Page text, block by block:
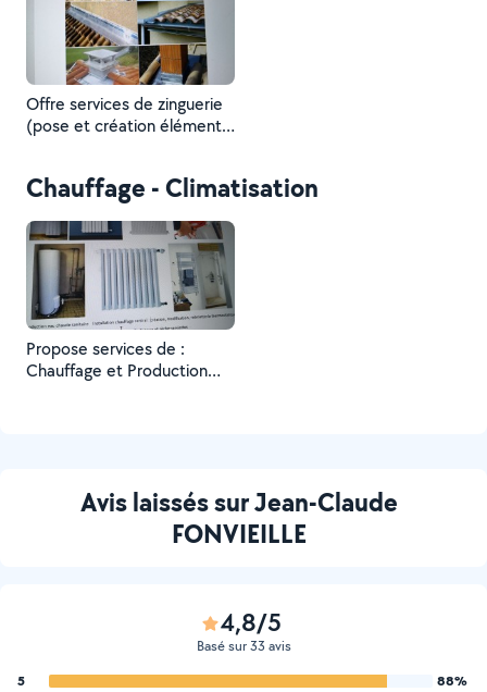
Offre services de zinguerie
(pose et création éléments
Chauffage - Climatisation
Propose services de :
Chauffage et Production
Avis laissés sur Jean-Claude
FONVIEILLE
4,8/5
Basé sur 33 avis
5
88%